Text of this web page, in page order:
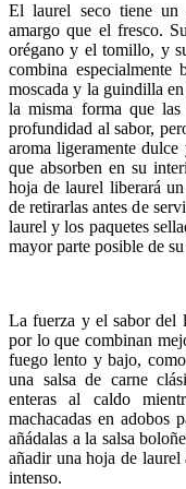
El laurel seco tiene un
amargo que el fresco.
orégano y el tomillo, y
combina especialmente
moscada y la guindilla
la misma forma que las
profundidad al sabor,
aroma ligeramente dulce
que absorben en su
hoja de laurel liberará
de retirarlas antes de
laurel y los paquetes
mayor parte posible de
La fuerza y el sabor del
por lo que combinan
fuego lento y bajo,
una salsa de carne
enteras al caldo
machacadas en adobos
añádalas a la salsa
añadir una hoja de
intenso.